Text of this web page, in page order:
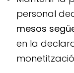
personal
mesos
en la
monetització